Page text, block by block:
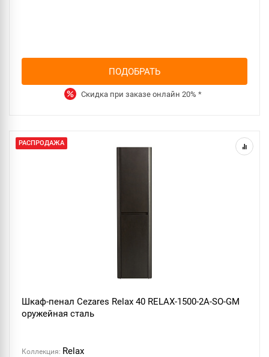
ПОДОБРАТЬ
Скидка при заказе онлайн 20% *
РАСПРОДАЖА
Шкаф-пенал Cezares Relax 40 RELAX-1500-2A-SO-GM
оружейная сталь
Коллекция: Relax